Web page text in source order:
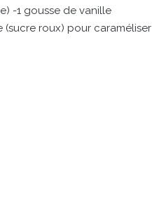
-1 gousse de vanille
roux) pour caraméliser